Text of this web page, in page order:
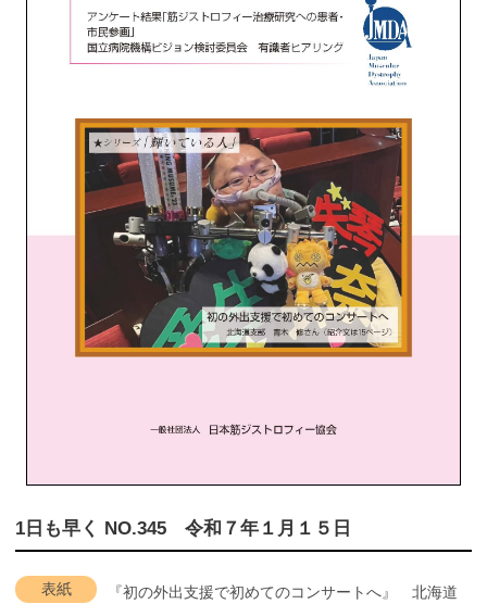
1日も早く NO.345 令和７年１月１５日
表紙
『初の外出支援で初めてのコンサートへ』 北海道